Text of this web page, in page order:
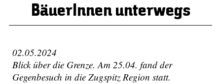
BäuerInnen unterwegs
02.05.2024
Blick über die Grenze. Am 25.04. fand der
Gegenbesuch in die Zugspitz Region statt.